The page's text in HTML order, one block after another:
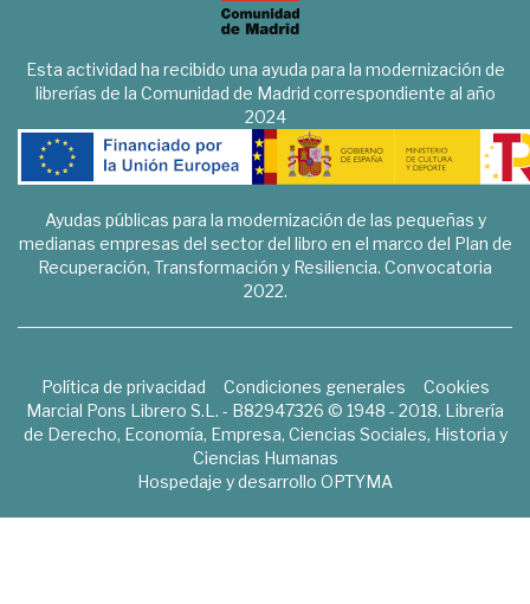
Esta actividad ha recibido una ayuda para la modernización de
librerías de la Comunidad de Madrid correspondiente al año
2024
Ayudas públicas para la modernización de las pequeñas y
medianas empresas del sector del libro en el marco del Plan de
Recuperación, Transformación y Resiliencia. Convocatoria
2022.
Política de privacidad Condiciones generales
Cookies
Marcial Pons Librero S.L. - B82947326 © 1948 - 2018. Librería
de Derecho, Economía, Empresa, Ciencias Sociales, Historia y
Ciencias Humanas
Hospedaje y desarrollo OPTYMA